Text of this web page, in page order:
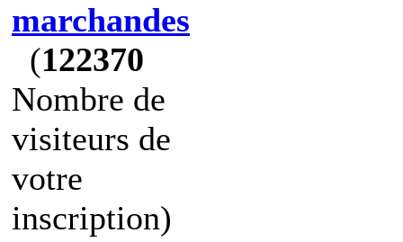
marchandes
(122370
Nombre de
visiteurs de
votre
inscription)